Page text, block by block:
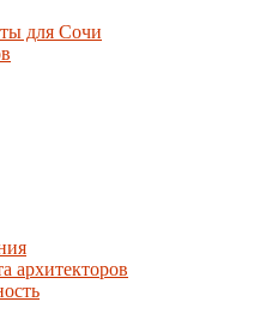
для Сочи
архитекторов